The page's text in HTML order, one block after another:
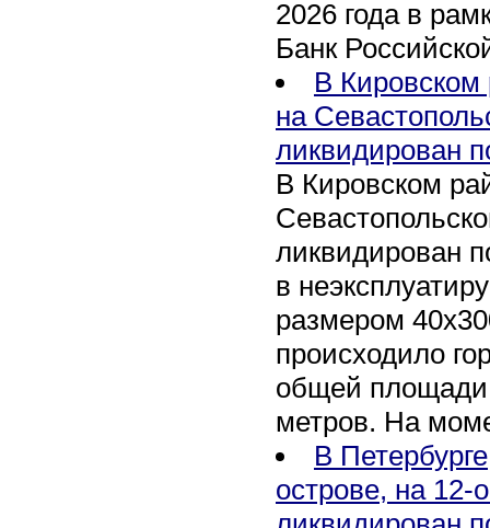
2026 года в
Банк
В Кировском
на
ликвидирован
В Кировском
ликвидирован
в
размером
происходило
общей площади
метров. На
В
острове, на 12-